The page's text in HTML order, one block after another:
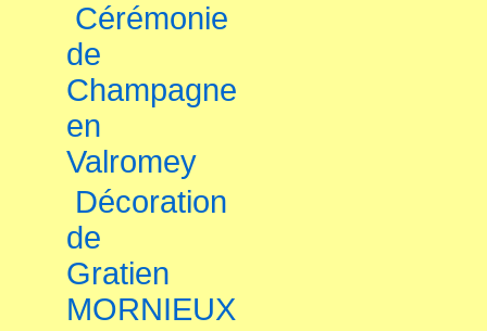
Cérémonie
de
Champagne
en
Valromey
Décoration
de
Gratien
MORNIEUX